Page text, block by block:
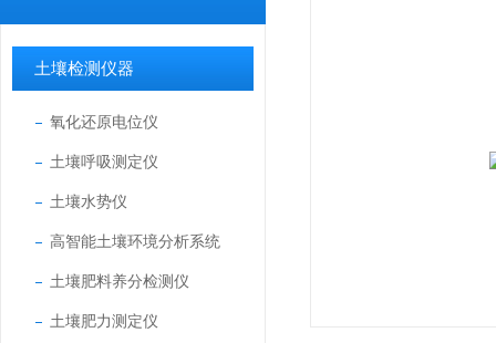
土壤检测仪器
氧化还原电位仪
土壤呼吸测定仪
土壤水势仪
高智能土壤环境分析系统
土壤肥料养分检测仪
土壤肥力测定仪